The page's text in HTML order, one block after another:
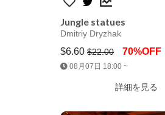
Jungle statues
Dmitriy Dryzhak
$6.60 $22.00 70%OFF
08月07日 18:00 ~
詳細を見る
Jump AssetStore